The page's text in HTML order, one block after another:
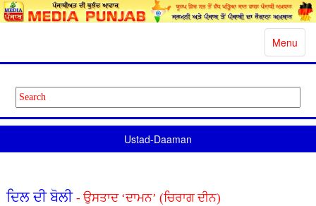
Toggle
Menu
Ustad-Daaman
ਦਿਲ ਦੀ ਬੋਲੀ - ਉਸਤਾਦ ‘ਦਾਮਨ’ (ਚਿਰਾਗ ਦੀਨ)